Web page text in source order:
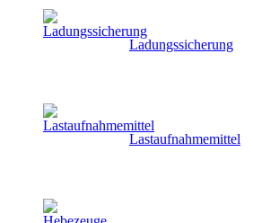
Ladungssicherung
Lastaufnahmemittel